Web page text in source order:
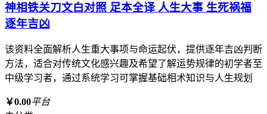
神相铁关刀文白对照 足本全译 人生大事 生死祸福
逐年吉凶
该资料全面解析人生重大事项与命运起伏，提供逐年吉凶判断
方法，适合对传统文化感兴趣及希望了解运势规律的初学者至
中级学习者，通过系统学习可掌握基础相术知识与人生规划
￥0.00平台